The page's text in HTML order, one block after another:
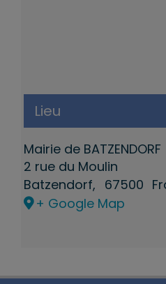
Lieu
Mairie de BATZENDORF
2 rue du Moulin
Batzendorf, 67500
+ Google Map